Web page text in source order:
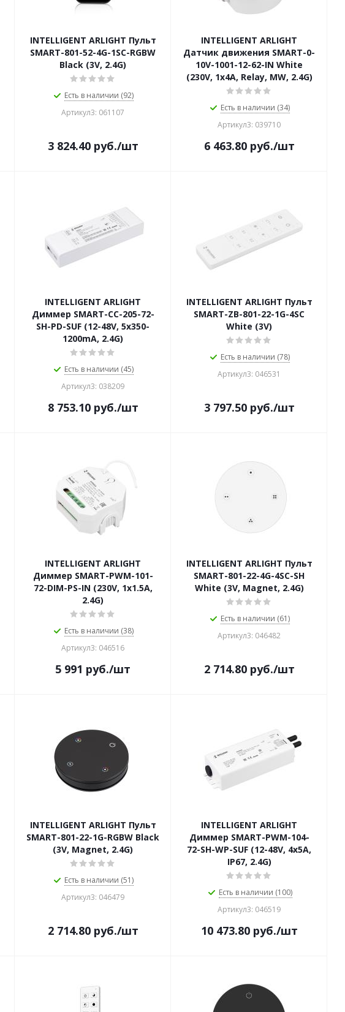
INTELLIGENT ARLIGHT Пульт
SMART-801-52-4G-1SC-RGBW
Black (3V, 2.4G)
Есть в наличии (92)
Артикул3: 061107
3 824.40руб./шт
INTELLIGENT ARLIGHT
Датчик движения SMART-0-
10V-1001-12-62-IN White
(230V, 1x4A, Relay, MW, 2.4G)
Есть в наличии (34)
Артикул3: 039710
6 463.80руб./шт
INTELLIGENT ARLIGHT
Диммер SMART-CC-205-72-
SH-PD-SUF (12-48V, 5x350-
1200mA, 2.4G)
Есть в наличии (45)
Артикул3: 038209
8 753.10руб./шт
INTELLIGENT ARLIGHT Пульт
SMART-ZB-801-22-1G-4SC
White (3V)
Есть в наличии (78)
Артикул3: 046531
3 797.50руб./шт
INTELLIGENT ARLIGHT
Диммер SMART-PWM-101-
72-DIM-PS-IN (230V, 1x1.5A,
2.4G)
Есть в наличии (38)
Артикул3: 046516
5 991 руб./шт
INTELLIGENT ARLIGHT Пульт
SMART-801-22-4G-4SC-SH
White (3V, Magnet, 2.4G)
Есть в наличии (61)
Артикул3: 046482
2 714.80руб./шт
INTELLIGENT ARLIGHT Пульт
SMART-801-22-1G-RGBW Black
(3V, Magnet, 2.4G)
Есть в наличии (51)
Артикул3: 046479
2 714.80руб./шт
INTELLIGENT ARLIGHT
Диммер SMART-PWM-104-
72-SH-WP-SUF (12-48V, 4x5A,
IP67, 2.4G)
Есть в наличии (100)
Артикул3: 046519
10 473.80руб./шт